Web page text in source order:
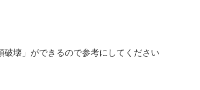
壊」ができるので参考にしてください